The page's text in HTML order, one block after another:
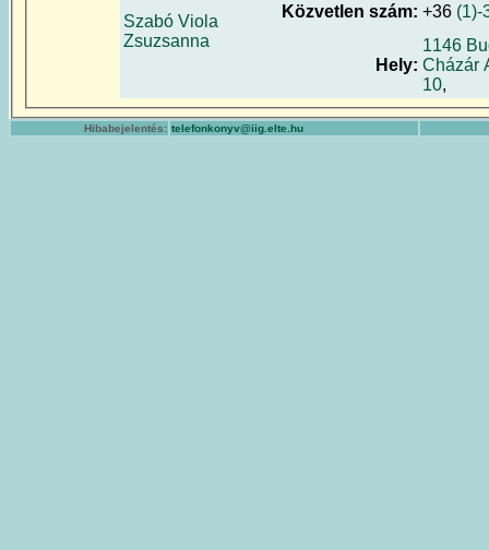
Szabó Viola
Zsuzsanna
Közvetlen szám: +36 (1)-
Hely:
1146
Cházár
10,
Hibabejelentés: telefonkonyv@iig.elte.hu